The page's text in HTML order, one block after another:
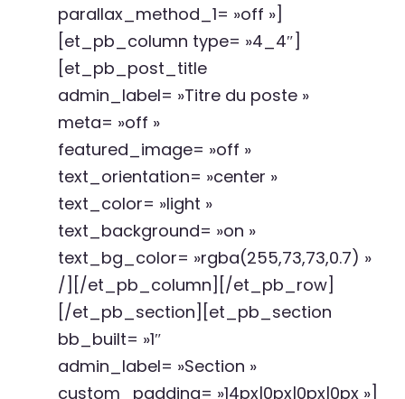
parallax_method_1= »off »]
[et_pb_column type= »4_4″]
[et_pb_post_title
admin_label= »Titre du poste »
meta= »off »
featured_image= »off »
text_orientation= »center »
text_color= »light »
text_background= »on »
text_bg_color= »rgba(255,73,73,0.7) »
/][/et_pb_column][/et_pb_row]
[/et_pb_section][et_pb_section
bb_built= »1″
admin_label= »Section »
custom_padding= »14px|0px|0px|0px »]